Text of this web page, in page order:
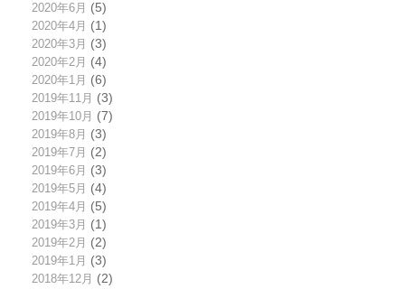
2020年6月 (5)
2020年4月 (1)
2020年3月 (3)
2020年2月 (4)
2020年1月 (6)
2019年11月 (3)
2019年10月 (7)
2019年8月 (3)
2019年7月 (2)
2019年6月 (3)
2019年5月 (4)
2019年4月 (5)
2019年3月 (1)
2019年2月 (2)
2019年1月 (3)
2018年12月 (2)